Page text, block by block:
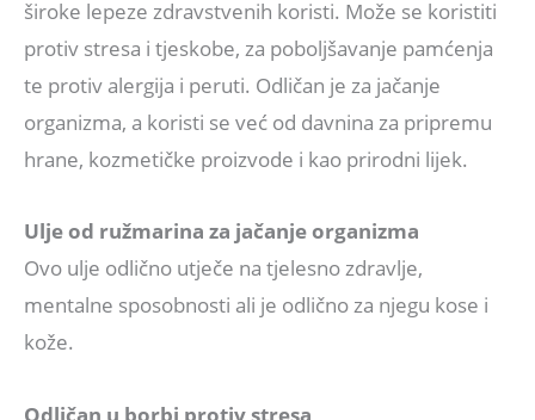
široke lepeze zdravstvenih koristi. Može se koristiti
protiv stresa i tjeskobe, za poboljšavanje pamćenja
te protiv alergija i peruti. Odličan je za jačanje
organizma, a koristi se već od davnina za pripremu
hrane, kozmetičke proizvode i kao prirodni lijek.
Ulje od ružmarina za jačanje organizma
Ovo ulje odlično utječe na tjelesno zdravlje,
mentalne sposobnosti ali je odlično za njegu kose i
kože.